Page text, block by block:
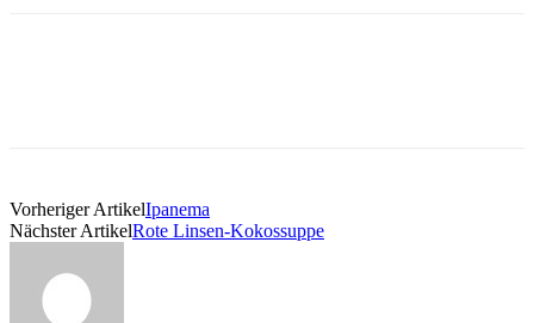
Vorheriger ArtikelIpanema
Nächster ArtikelRote Linsen-Kokossuppe